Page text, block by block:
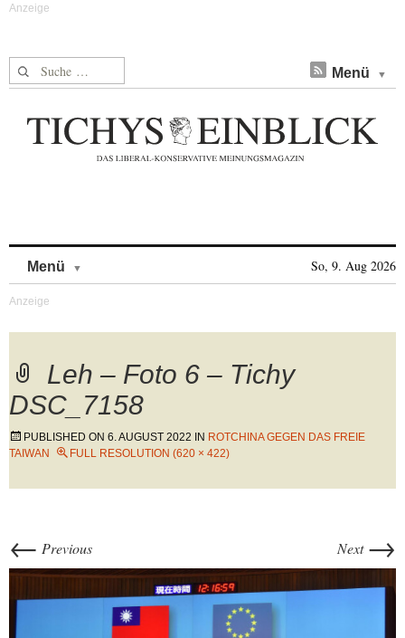
Suche nach: Menü
Menü So, 9. Aug 2026
Leh – Foto 6 – Tichy
DSC_7158
PUBLISHED ON 6. AUGUST 2022 IN ROTCHINA GEGEN DAS FREIE
TAIWAN
FULL RESOLUTION (620 × 422)
← Previous Next →